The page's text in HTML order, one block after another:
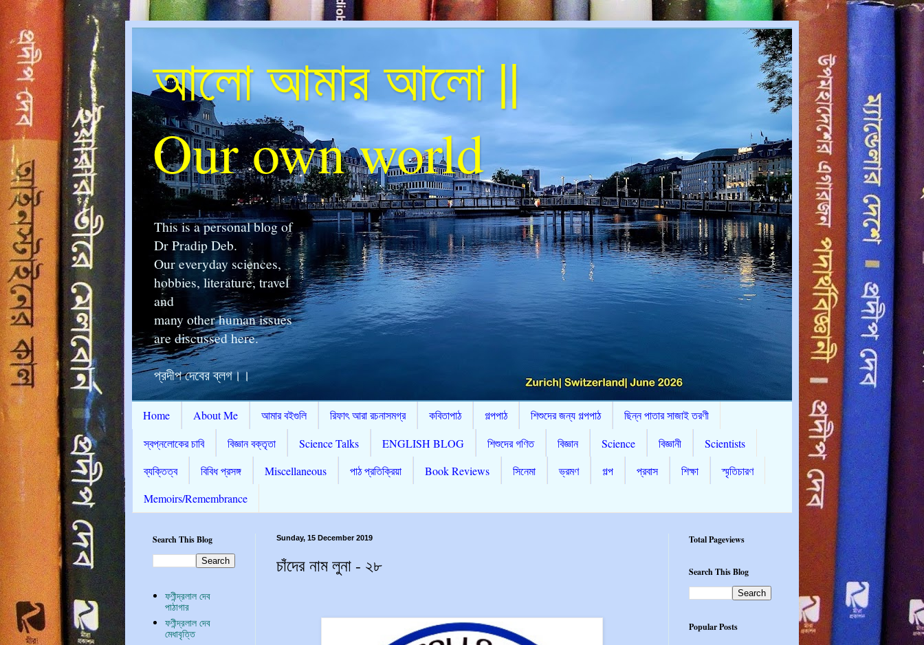
আলো আমার আলো ||
Our own world
This is a personal blog of
Dr Pradip Deb.
Our everyday sciences,
hobbies, literature, travel
and
many other human issues
are discussed here.
প্রদীপ দেবের ব্লগ।।
Home About Me আমার বইগুলি রিফাৎ আরা রচনাসমগ্র কবিতাপাঠ গল্পপাঠ শিশুদের জন্য গল্পপাঠ
ছিন্ন পাতার সাজাই তরণী
স্বপ্নলোকের চাবি
বিজ্ঞান বক্তৃতা Science Talks ENGLISH BLOG শিশুদের গণিত বিজ্ঞান Science বিজ্ঞানী
Scientists
ব্যক্তিত্ব
বিবিধ প্রসঙ্গ Miscellaneous পাঠ প্রতিক্রিয়া Book Reviews সিনেমা ভ্রমণ গল্প প্রবাস শিক্ষা
স্মৃতিচারণ
Memoirs/Remembrance
Sunday, 15 December 2019
চাঁদের নাম লুনা - ২৮
Search This Blog
ফণীন্দ্রলাল দেব
পাঠাগার
ফণীন্দ্রলাল দেব
মেধাবৃত্তি
Total Pageviews
Search This Blog
Popular Posts